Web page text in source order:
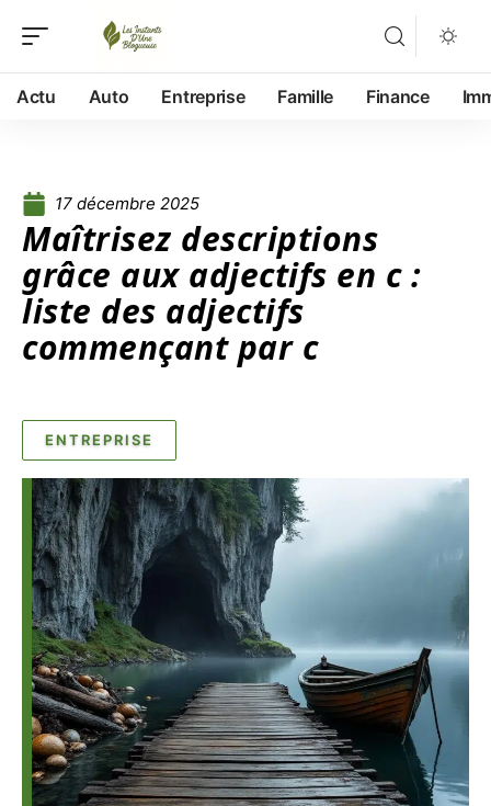
Actu Auto Entreprise Famille Finance
17 décembre 2025
Maîtrisez descriptions
grâce aux adjectifs en c :
liste des adjectifs
commençant par c
ENTREPRISE